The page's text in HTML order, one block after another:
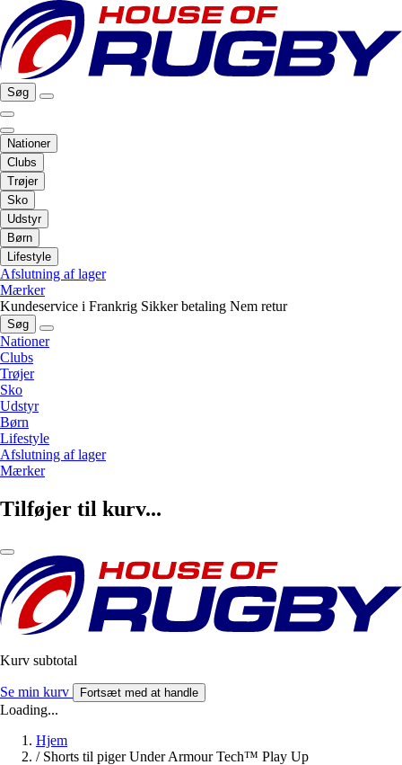
Søg
Nationer
Clubs
Trøjer
Sko
Udstyr
Børn
Lifestyle
Afslutning af lager
Mærker
Kundeservice i Frankrig Sikker betaling Nem retur
Søg
Nationer
Clubs
Trøjer
Sko
Udstyr
Børn
Lifestyle
Afslutning af lager
Mærker
Tilføjer til kurv...
Kurv subtotal
Se min kurv Fortsæt med at handle
Loading...
Hjem
/ Shorts til piger Under Armour Tech™ Play Up